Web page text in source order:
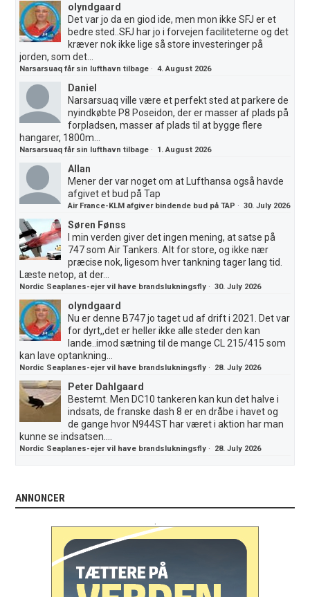
olyndgaard
Det var jo da en giod ide, men mon ikke SFJ er et
bedre sted..SFJ har jo i forvejen faciliteterne og det
kræver nok ikke lige så store investeringer på
jorden, som det...
Narsarsuaq får sin lufthavn tilbage ·4. August 2026
Daniel
Narsarsuaq ville være et perfekt sted at parkere de
nyindkøbte P8 Poseidon, der er masser af plads på
forpladsen, masser af plads til at bygge flere
hangarer, 1800m...
Narsarsuaq får sin lufthavn tilbage · 1. August 2026
Allan
Mener der var noget om at Lufthansa også havde
afgivet et bud på Tap
Air France-KLM afgiver bindende bud på TAP ·30. July 2026
Søren Fønss
I min verden giver det ingen mening, at satse på
747 som Air Tankers. Alt for store, og ikke nær
præcise nok, ligesom hver tankning tager lang tid.
Læste netop, at der...
Nordic Seaplanes-ejer vil have brandslukningsfly ·30. July 2026
olyndgaard
Nu er denne B747 jo taget ud af drift i 2021. Det var
for dyrt,,det er heller ikke alle steder den kan
lande..imod sætning til de mange CL 215/415 som
kan lave optankning...
Nordic Seaplanes-ejer vil have brandslukningsfly · 28. July 2026
Peter Dahlgaard
Bestemt. Men DC10 tankeren kan kun det halve i
indsats, de franske dash 8 er en dråbe i havet og
de gange hvor N944ST har været i aktion har man
kunne se indsatsen....
Nordic Seaplanes-ejer vil have brandslukningsfly · 28. July 2026
ANNONCER